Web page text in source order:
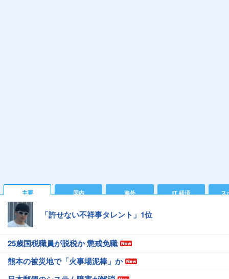
主要 国内 海外 IT 経済 ス
「許せない不祥事タレント」1位
25歳国税職員が脱税か 懲戒免職
熊本の被災地で「火事場泥棒」か